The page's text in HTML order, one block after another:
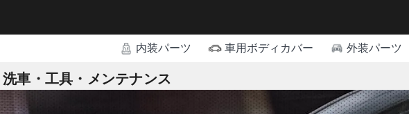
内装パーツ 車用ボディカバー 外装パーツ
洗車・工具・メンテナンス